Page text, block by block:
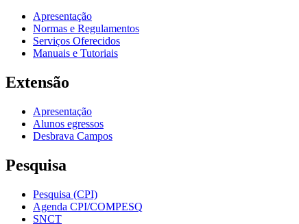
Apresentação
Normas e Regulamentos
Serviços Oferecidos
Manuais e Tutoriais
Extensão
Apresentação
Alunos egressos
Desbrava Campos
Pesquisa
Pesquisa (CPI)
Agenda CPI/COMPESQ
SNCT